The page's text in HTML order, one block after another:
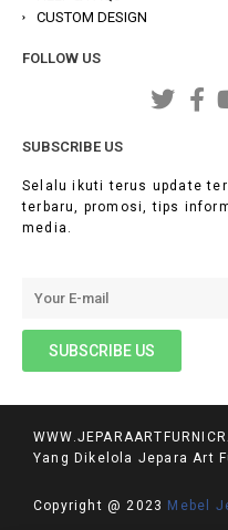
CUSTOM DESIGN
FOLLOW US
SUBSCRIBE US
Selalu ikuti terus update
terbaru, promosi, tips
media.
Yang Dikelola Jepara Art
Copyright @ 2023 Mebel